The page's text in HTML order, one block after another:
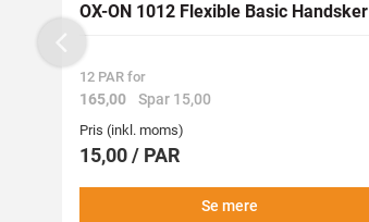
OX-ON 1012 Flexible Basic Handsker
12 PAR for
165,00 Spar 15,00
Pris (inkl. moms)
15,00 / PAR
Se mere
Previous